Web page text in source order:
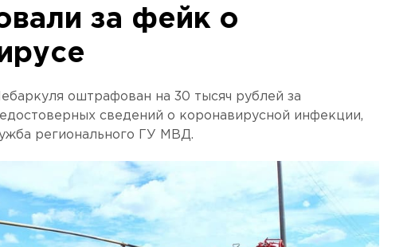
за фейк о
оштрафован на 30 тысяч рублей за
сведений о коронавирусной инфекции,
регионального ГУ МВД.